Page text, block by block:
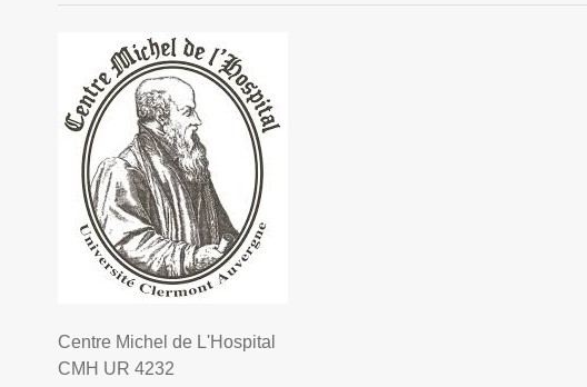
Centre Michel de L'Hospital
CMH UR 4232